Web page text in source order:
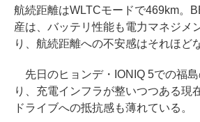
航続距離はWLTCモードで469km。
産は、バッテリ性能も電力マネジメ
り、航続距離への不安感はそれほど
先日のヒョンデ・IONIQ 5での福
り、充電インフラが整いつつある現
ドライブへの抵抗感も薄れている。